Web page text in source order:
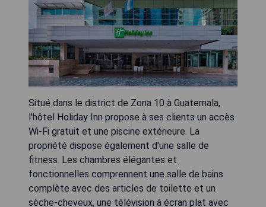
Situé dans le district de Zona 10 à Guatemala,
l'hôtel Holiday Inn propose à ses clients un accès
Wi-Fi gratuit et une piscine extérieure. La
propriété dispose également d'une salle de
fitness. Les chambres élégantes et
fonctionnelles comprennent une salle de bains
complète avec des articles de toilette et un
sèche-cheveux, une télévision à écran plat avec